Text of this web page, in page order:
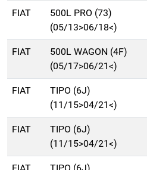
FIAT
500L PRO (73)
(05/13>06/18<)
FIAT
500L WAGON (4F)
(05/17>06/21<)
FIAT
TIPO (6J)
(11/15>04/21<)
FIAT
TIPO (6J)
(11/15>04/21<)
FIAT
TIPO (6J)